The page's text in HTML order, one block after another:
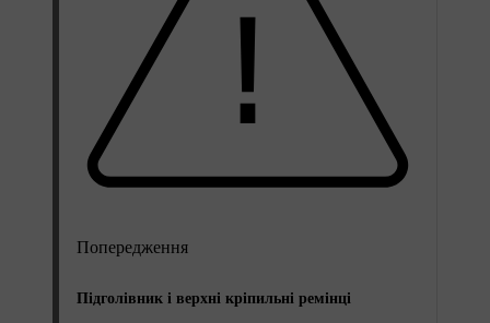
Попередження
Підголівник і верхні кріпильні ремінці